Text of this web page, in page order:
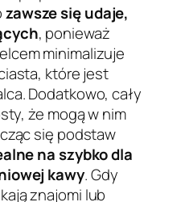
zawsze się udaje,
, ponieważ
minimalizuje
które jest
Dodatkowo, cały
że mogą w nim
się podstaw
na szybko dla
kawy. Gdy
znajomi lub